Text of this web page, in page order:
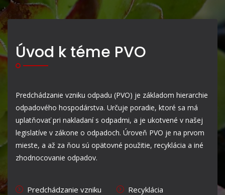
Úvod k téme PVO
Predchádzanie vzniku odpadu (PVO) je základom hierarchie
odpadového hospodárstva. Určuje poradie, ktoré sa má
uplatňovať pri nakladaní s odpadmi, a je ukotvené v našej
legislatíve v zákone o odpadoch. Úroveň PVO je na prvom
mieste, a až za ňou sú opätovné použitie, recyklácia a iné
zhodnocovanie odpadov.
Predchádzanie vzniku
Recyklácia